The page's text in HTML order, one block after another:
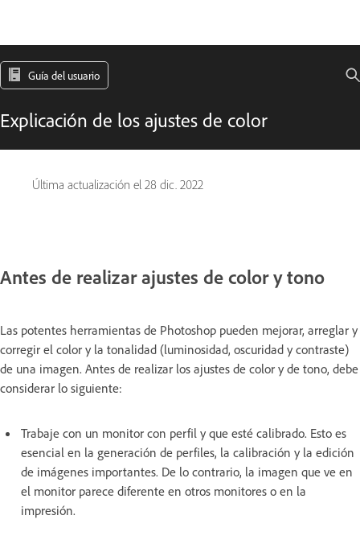
Guía del usuario
Explicación de los ajustes de color
Última actualización el 28 dic. 2022
Antes de realizar ajustes de color y tono
Las potentes herramientas de Photoshop pueden mejorar, arreglar y
corregir el color y la tonalidad (luminosidad, oscuridad y contraste)
de una imagen. Antes de realizar los ajustes de color y de tono, debe
considerar lo siguiente:
Trabaje con un monitor con perfil y que esté calibrado. Esto es
esencial en la generación de perfiles, la calibración y la edición
de imágenes importantes. De lo contrario, la imagen que ve en
el monitor parece diferente en otros monitores o en la
impresión.